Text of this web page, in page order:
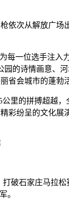
依次从解放广
每一位选手注
的诗情画意、
会城市的蓬勃
公里的拼搏超越
纷呈的文化
石家庄马拉松
。